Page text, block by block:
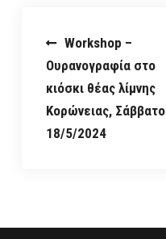
Post
navigation
Workshop –
Ουρανογραφία στο
κιόσκι θέας λίμνης
Κορώνειας, Σάββατο
18/5/2024